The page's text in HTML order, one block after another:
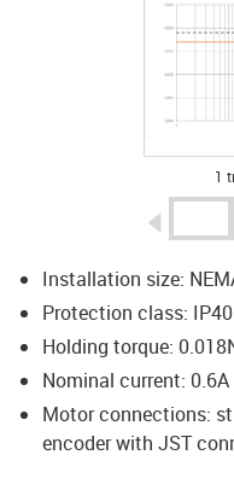
1
igus-
Installation size:
Protection class: IP40
Holding torque:
Nominal current: 0.6A
Motor connections:
encoder with JST